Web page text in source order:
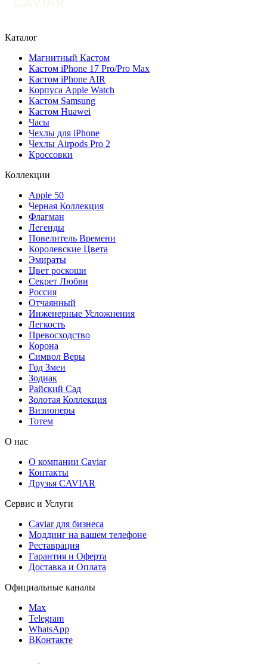
Каталог
Магнитный Кастом
Кастом iPhone 17 Pro/Pro Max
Кастом iPhone AIR
Корпуса Apple Watch
Кастом Samsung
Кастом Huawei
Часы
Чехлы для iPhone
Чехлы Airpods Pro 2
Кроссовки
Коллекции
Apple 50
Черная Коллекция
Флагман
Легенды
Повелитель Времени
Королевские Цвета
Эмираты
Цвет роскоши
Секрет Любви
Россия
Отчаянный
Инженерные Усложнения
Легкость
Превосходство
Корона
Символ Веры
Год Змеи
Зодиак
Райский Сад
Золотая Коллекция
Визионеры
Тотем
О нас
О компании Caviar
Контакты
Друзья CAVIAR
Сервис и Услуги
Caviar для бизнеса
Моддинг на вашем телефоне
Реставрация
Гарантия и Оферта
Доставка и Оплата
Официальные каналы
Max
Telegram
WhatsApp
ВКонтакте